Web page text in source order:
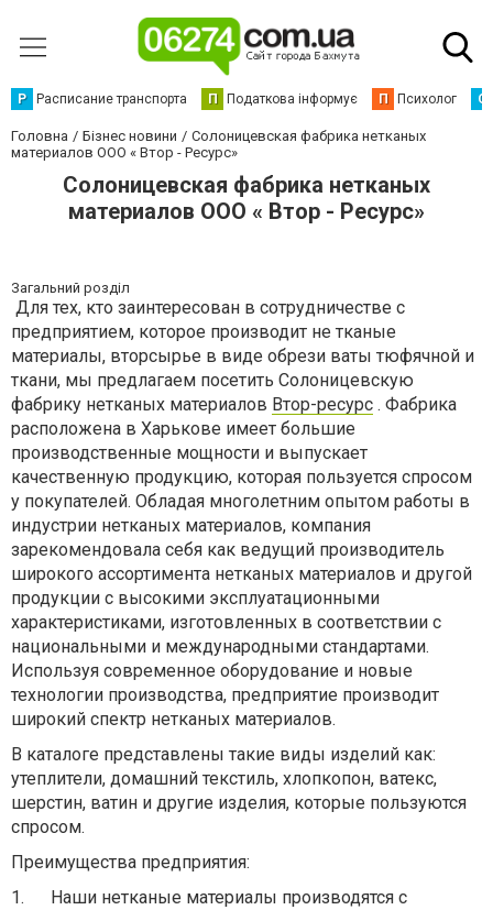
Р Расписание транспорта П Податкова інформує П Психолог С
Головна Бізнес новини
Солоницевская фабрика нетканых
материалов ООО « Втор - Ресурс»
Солоницевская фабрика нетканых
материалов ООО « Втор - Ресурс»
Загальний розділ
Для тех, кто заинтересован в сотрудничестве с
предприятием, которое производит не тканые
материалы, вторсырье в виде обрези ваты тюфячной и
ткани, мы предлагаем посетить Солоницевскую
фабрику нетканых материалов Втор-ресурс . Фабрика
расположена в Харькове имеет большие
производственные мощности и выпускает
качественную продукцию, которая пользуется спросом
у покупателей. Обладая многолетним опытом работы в
индустрии нетканых материалов, компания
зарекомендовала себя как ведущий производитель
широкого ассортимента нетканых материалов и другой
продукции с высокими эксплуатационными
характеристиками, изготовленных в соответствии с
национальными и международными стандартами.
Используя современное оборудование и новые
технологии производства, предприятие производит
широкий спектр нетканых материалов.
В каталоге представлены такие виды изделий как:
утеплители, домашний текстиль, хлопкопон, ватекс,
шерстин, ватин и другие изделия, которые пользуются
спросом.
Преимущества предприятия:
1. Наши нетканые материалы производятся с